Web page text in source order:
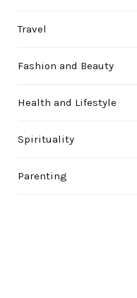
Travel
Fashion and Beauty
Health and Lifestyle
Spirituality
Parenting